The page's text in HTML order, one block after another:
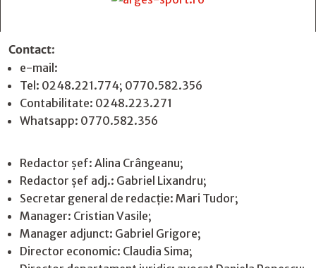
Contact:
e-mail:
Tel: 0248.221.774; 0770.582.356
Contabilitate: 0248.223.271
Whatsapp: 0770.582.356
Redactor șef: Alina Crângeanu;
Redactor șef adj.: Gabriel Lixandru;
Secretar general de redacție: Mari Tudor;
Manager: Cristian Vasile;
Manager adjunct: Gabriel Grigore;
Director economic: Claudia Sima;